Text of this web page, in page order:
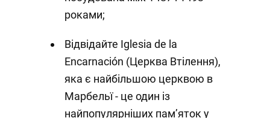
роками;
Відвідайте Iglesia de la
Encarnación (Церква Втілення),
яка є найбільшою церквою в
Марбельї - це один із
найпопулярніших пам’яток у